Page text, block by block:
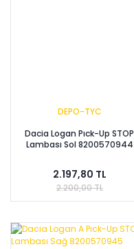
DEPO-TYC
Dacia Logan Pıck-Up STOP
Lambası Sol 8200570944
2.197,80 TL
2.200,00 TL